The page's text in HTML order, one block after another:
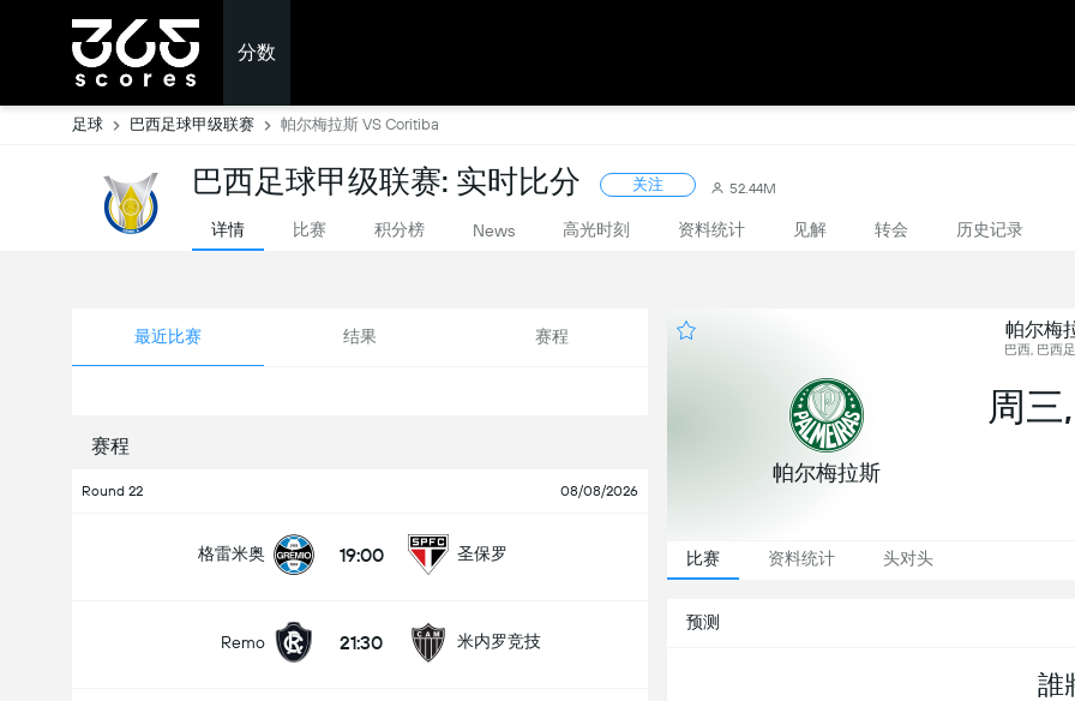
分数
足球 巴西足球甲级联赛 帕尔梅拉斯 VS Coritiba
巴西足球甲级联赛: 实时比分 关注 52.44M
详情 比赛 积分榜 News 高光时刻 资料统计 见解 转会 历史记录
最近比赛 结果 赛程
赛程
Round 22 08/08/2026
格雷米奥 19:00 圣保罗
Remo 21:30 米内罗竞技
帕尔梅
巴西, 巴西
帕尔梅拉斯
周三
比赛 资料统计 头对头
预测
誰